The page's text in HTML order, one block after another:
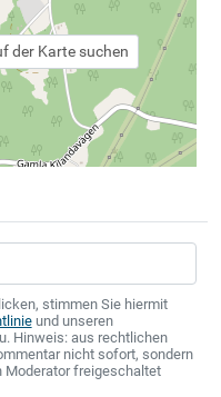
der Karte suchen
stimmen Sie hiermit
und unseren
Hinweis: aus rechtlichen
nicht sofort, sondern
Moderator freigeschaltet